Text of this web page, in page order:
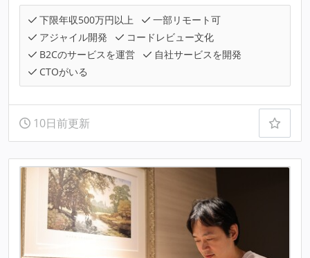
下限年収500万円以上
一部リモート可
アジャイル開発
コードレビュー文化
B2Cのサービスを運営
自社サービスを開発
CTOがいる
10日前更新